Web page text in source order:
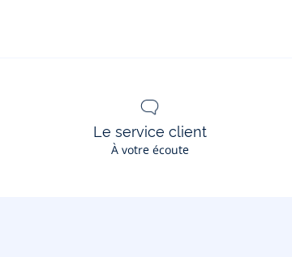
Le service client
À votre écoute